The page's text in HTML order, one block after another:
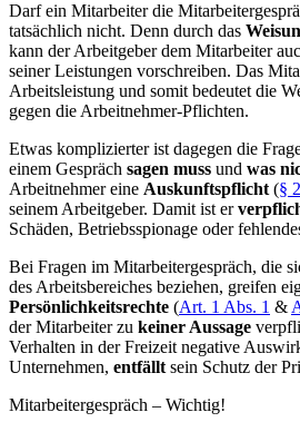
Darf ein Mitarbeiter die
tatsächlich nicht. Denn durch das
kann der Arbeitgeber dem Mitarbeiter
seiner Leistungen vorschreiben. Das
Arbeitsleistung und somit bedeutet die
gegen die Arbeitnehmer-Pflichten.
Etwas komplizierter ist dagegen die
einem Gespräch sagen muss und was
Arbeitnehmer eine Auskunftspflicht (§
seinem Arbeitgeber. Damit ist er
Schäden, Betriebsspionage oder
Bei Fragen im Mitarbeitergespräch, die
des Arbeitsbereiches beziehen, greifen
Persönlichkeitsrechte (Art. 1 Abs. 1 &
der Mitarbeiter zu keiner Aussage
Verhalten in der Freizeit negative
Unternehmen, entfällt sein Schutz der
Mitarbeitergespräch – Wichtig!